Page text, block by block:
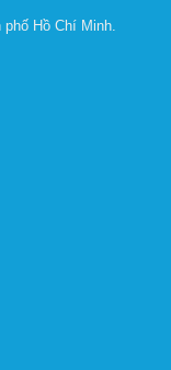
Hồ Chí Minh.